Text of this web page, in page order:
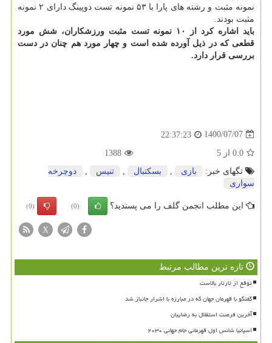
نمونه مثبت و رشته های پارا با ۵۳ نمونه تست دوپینگ دارای ۲ نمونه
مثبت بودند.
باید اشاره کرد از ۱۰ نمونه تست مثبت ورزشکاران، شش مورد
قطعی که در ذیل آورده شده است و چهار مورد هم چنان در دست
بررسی قرار دارد.
1400/07/07
22:37:23
0.0 از 5
1388
تگهای خبر:
بازی بسكتبال تنیس
دوچرخه
سواری
این مطلب انجمن گلف را می پسندید؟ (0)
(0)
X
تازه ترین مطالب مرتبط
توقع از تارتار بالاست
گفتگو با قهرمان جهان که در مبارزه با اشرار جانباز شد
آخرین فرصت استقلال به رضاییان
اسپانیا شانس اول قهرمانی جام جهانی ۲۰۳۰